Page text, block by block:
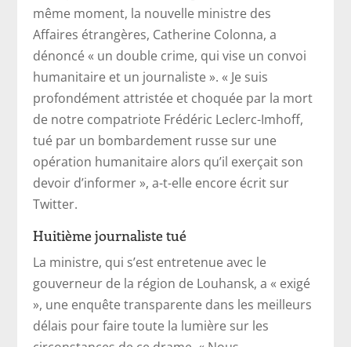
même moment, la nouvelle ministre des
Affaires étrangères, Catherine Colonna, a
dénoncé « un double crime, qui vise un convoi
humanitaire et un journaliste ». « Je suis
profondément attristée et choquée par la mort
de notre compatriote Frédéric Leclerc-Imhoff,
tué par un bombardement russe sur une
opération humanitaire alors qu’il exerçait son
devoir d’informer », a-t-elle encore écrit sur
Twitter.
Huitième journaliste tué
La ministre, qui s’est entretenue avec le
gouverneur de la région de Louhansk, a « exigé
», une enquête transparente dans les meilleurs
délais pour faire toute la lumière sur les